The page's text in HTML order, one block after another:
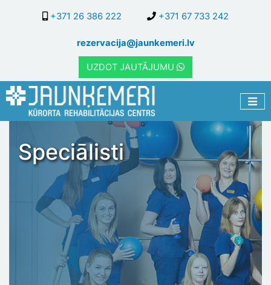
galveno
saturu
+371 26 386 222 +371 67 733 242
rezervacija@jaunkemeri.lv
UZDOT JAUTĀJUMU
Speciālisti